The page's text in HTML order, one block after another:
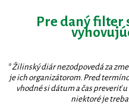
Pre daný filter
* Žilinský diár nezodpovedá za
je ich organizátorom. Pred
vhodné si dátum a čas preveriť
niektoré je